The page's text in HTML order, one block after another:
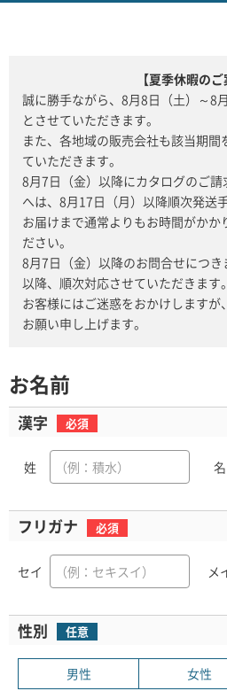
【夏季休暇のご
誠に勝手ながら、8月8日（土）～8
とさせていただきます。
また、各地域の販売会社も該当期
ていただきます。
8月7日（金）以降にカタログのご
へは、8月17日（月）以降順次発送
お届けまで通常よりもお時間がかか
ださい。
8月7日（金）以降のお問合せにつき
以降、順次対応させていただきます。
お客様にはご迷惑をおかけしますが
お願い申し上げます。
お名前
漢字 必須
姓 名
フリガナ 必須
セイ メ
性別 任意
男性 女性